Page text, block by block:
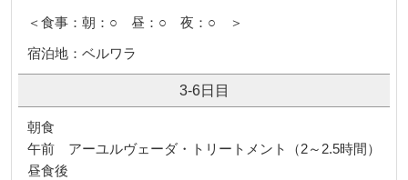
＜食事：朝：○ 昼：○ 夜：○ ＞
宿泊地：ベルワラ
3-6日目
朝食
午前 アーユルヴェーダ・トリートメント（2～2.5時間）
昼食後